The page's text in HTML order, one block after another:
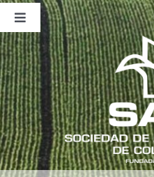
Saltar
contenido
Toggle
Navigation
Nosotros
Publicaciones
Sala de Prensa
Eventos